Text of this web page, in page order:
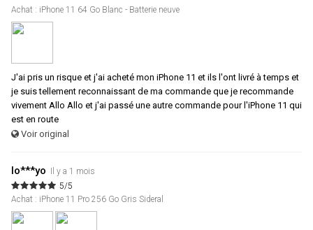
Achat : iPhone 11 64 Go Blanc - Batterie neuve
J'ai pris un risque et j'ai acheté mon iPhone 11 et ils l'ont livré à temps et
je suis tellement reconnaissant de ma commande que je recommande
vivement Allo Allo et j'ai passé une autre commande pour l'iPhone 11 qui
est en route
Voir original
lo***yo
Il y a 1 mois
5/5
Achat : iPhone 11 Pro 256 Go Gris Sideral